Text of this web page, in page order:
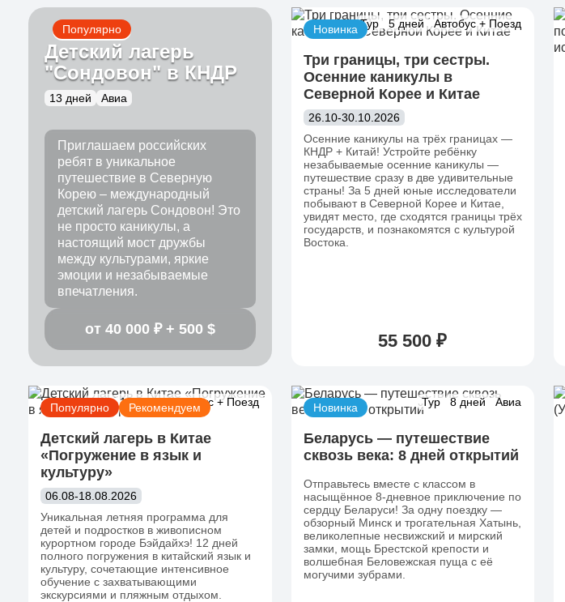
Популярно
Детский лагерь
"Сондовон" в КНДР
13 дней Авиа
Приглашаем российских
ребят в уникальное
путешествие в Северную
Корею – международный
детский лагерь Сондовон! Это
не просто каникулы, а
настоящий мост дружбы
между культурами, яркие
эмоции и незабываемые
впечатления.
от 40 000 ₽ + 500 $
Тур 5 дней Автобус + Поезд
Новинка
Три границы, три сестры.
Осенние каникулы в
Северной Корее и Китае
26.10-30.10.2026
Осенние каникулы на трёх границах —
КНДР + Китай! Устройте ребёнку
незабываемые осенние каникулы —
путешествие сразу в две удивительные
страны! За 5 дней юные исследователи
побывают в Северной Корее и Китае,
увидят место, где сходятся границы трёх
государств, и познакомятся с культурой
Востока.
55 500 ₽
Тур 13 дней Автобус + Поезд
Популярно Рекомендуем
Детский лагерь в Китае
«Погружение в язык и
культуру»
06.08-18.08.2026
Уникальная летняя программа для
детей и подростков в живописном
курортном городе Бэйдайхэ! 12 дней
полного погружения в китайский язык и
культуру, сочетающие интенсивное
обучение с захватывающими
экскурсиями и пляжным отдыхом.
Тур 8 дней Авиа
Новинка
Беларусь — путешествие
сквозь века: 8 дней открытий
Отправьтесь вместе с классом в
насыщённое 8‑дневное приключение по
сердцу Беларуси! За одну поездку —
обзорный Минск и трогательная Хатынь,
великолепные несвижский и мирский
замки, мощь Брестской крепости и
волшебная Беловежская пуща с её
могучими зубрами.